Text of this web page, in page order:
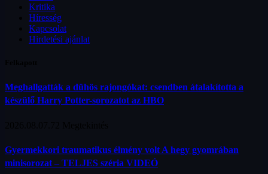
Kritika
Híresség
Kapcsolat
Hirdetési ajánlat
Meghallgatták a dühös rajongókat: csendben átalakította a
készülő Harry Potter-sorozatot az HBO
Gyermekkori traumatikus élmény volt A hegy gyomrában
minisorozat – TELJES széria VIDEÓ